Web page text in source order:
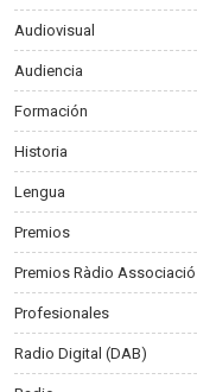
Audiovisual
Audiencia
Formación
Historia
Lengua
Premios
Premios Ràdio Associació
Profesionales
Radio Digital (DAB)